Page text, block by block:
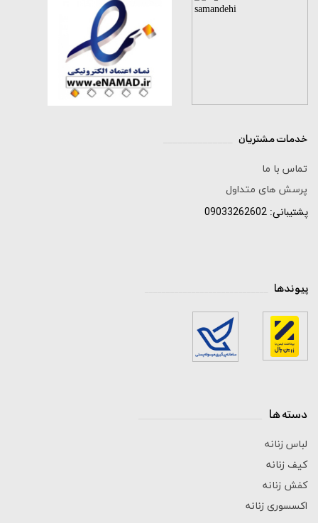
تماس با ما
پرسش های متداول
لباس زنانه
کیف زنانه
کفش زنانه
اکسسوری زنانه
پشتیبانی: 09033262602
پیوندها
دسته ها
خدمات مشتریان